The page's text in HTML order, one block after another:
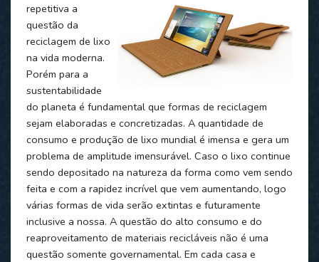
repetitiva a
questão da
reciclagem de lixo
na vida moderna.
Porém para a
sustentabilidade
do planeta é fundamental que formas de reciclagem
sejam elaboradas e concretizadas. A quantidade de
consumo e produção de lixo mundial é imensa e gera um
problema de amplitude imensurável. Caso o lixo continue
sendo depositado na natureza da forma como vem sendo
feita e com a rapidez incrível que vem aumentando, logo
várias formas de vida serão extintas e futuramente
inclusive a nossa. A questão do alto consumo e do
reaproveitamento de materiais recicláveis não é uma
questão somente governamental. Em cada casa e